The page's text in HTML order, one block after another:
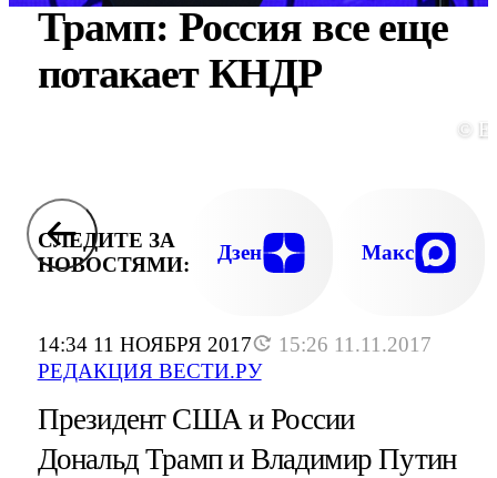
14:34 11 НОЯБРЯ 2017
15:26 11.11.2017
РЕДАКЦИЯ ВЕСТИ.РУ
Трамп: Россия все еще
потакает КНДР
©
СЛЕДИТЕ ЗА
НОВОСТЯМИ:
Дзен Макс
Президент США и России
Дональд Трамп и Владимир Путин